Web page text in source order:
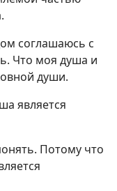
соглашаюсь с
Что моя душа и
души.
является
Потому что